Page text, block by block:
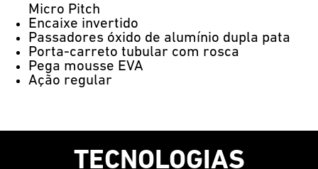
Micro Pitch
Encaixe invertido
Passadores óxido de alumínio dupla pata
Porta-carreto tubular com rosca
Pega mousse EVA
Ação regular
TECNOLOGIAS